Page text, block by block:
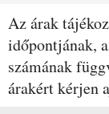
Az árak
időpontjának,
számának
árakért kérjen